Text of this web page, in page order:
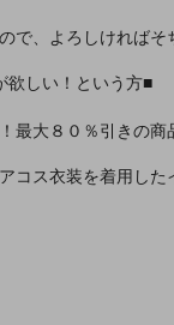
で、よろしければそ
欲しい！という方■
最大８０％引きの商
コス衣装を着用し